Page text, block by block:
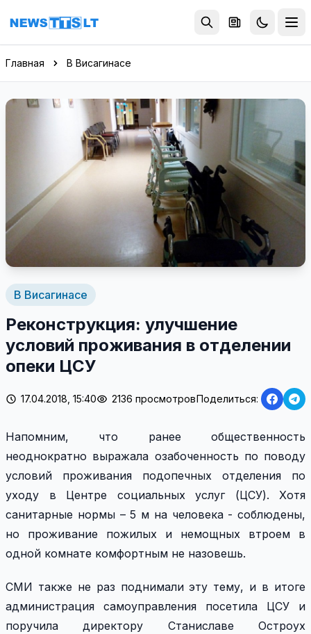
Перейти к содержимому
Главная В Висагинасе
В Висагинасе
Реконструкция: улучшение
условий проживания в отделении
опеки ЦСУ
17.04.2018, 15:40 2136 просмотровПоделиться:
Напомним, что ранее общественность
неоднократно выражала озабоченность по поводу
условий проживания подопечных отделения по
уходу в Центре социальных услуг (ЦСУ). Хотя
санитарные нормы – 5 м на человека - соблюдены,
но проживание пожилых и немощных втроем в
одной комнате комфортным не назовешь.
СМИ также не раз поднимали эту тему, и в итоге
администрация самоуправления посетила ЦСУ и
поручила директору Станиславе Остроух